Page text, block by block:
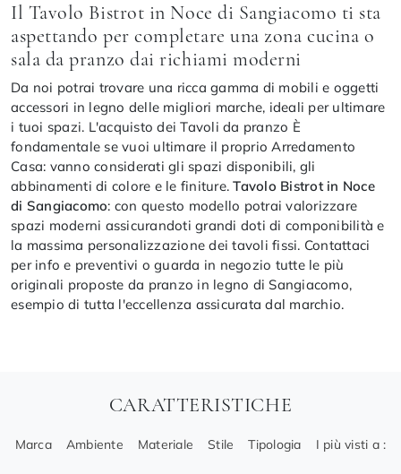
Il Tavolo Bistrot in Noce di Sangiacomo ti sta
aspettando per completare una zona cucina o
sala da pranzo dai richiami moderni
Da noi potrai trovare una ricca gamma di mobili e oggetti
accessori in legno delle migliori marche, ideali per ultimare
i tuoi spazi. L'acquisto dei Tavoli da pranzo È
fondamentale se vuoi ultimare il proprio Arredamento
Casa: vanno considerati gli spazi disponibili, gli
abbinamenti di colore e le finiture.Tavolo Bistrot in Noce
di Sangiacomo: con questo modello potrai valorizzare
spazi moderni assicurandoti grandi doti di componibilità e
la massima personalizzazione dei tavoli fissi. Contattaci
per info e preventivi o guarda in negozio tutte le più
originali proposte da pranzo in legno di Sangiacomo,
esempio di tutta l'eccellenza assicurata dal marchio.
CARATTERISTICHE
Marca Ambiente Materiale Stile Tipologia I più visti a :